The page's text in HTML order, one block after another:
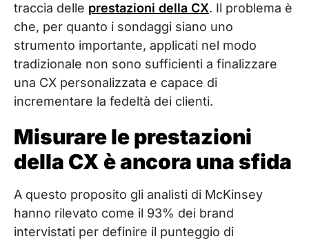
traccia delle prestazioni della CX. Il problema è
che, per quanto i sondaggi siano uno
strumento importante, applicati nel modo
tradizionale non sono sufficienti a finalizzare
una CX personalizzata e capace di
incrementare la fedeltà dei clienti.
Misurare le prestazioni
della CX è ancora una sfida
A questo proposito gli analisti di McKinsey
hanno rilevato come il 93% dei brand
intervistati per definire il punteggio di